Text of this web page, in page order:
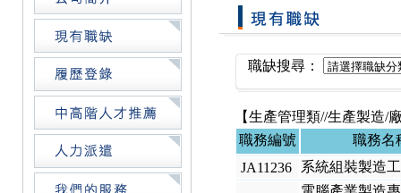
職缺搜尋：
【生產管理類//生產製造/
職務編號
職務名
JA11236
系統組裝製造